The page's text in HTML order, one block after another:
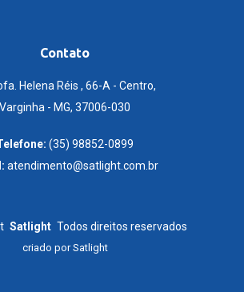
Contato
Helena Réis , 66-A - Centro,
Varginha - MG, 37006-030
(35) 98852-0899
atendimento@satlight.com.br
Satlight Todos direitos reservados
criado porSatlight